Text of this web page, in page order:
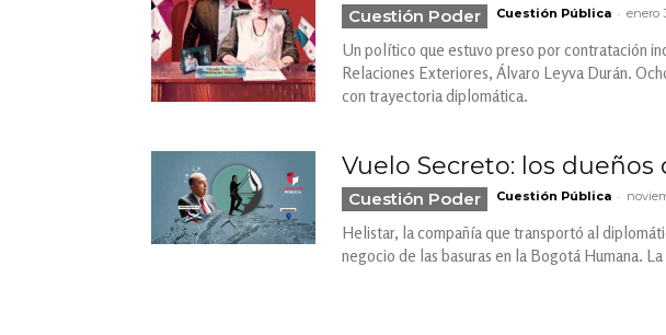
Cuestión Poder Cuestión Pública - enero
Un político que estuvo preso por contratación
Relaciones Exteriores, Álvaro Leyva Durán.
con trayectoria diplomática.
Vuelo Secreto: los
Cuestión Poder Cuestión Pública -
Helistar, la compañía que transportó al
negocio de las basuras en la Bogotá Humana.